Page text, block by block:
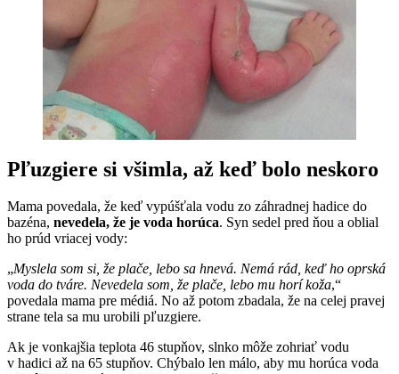
Pľuzgiere si všimla, až keď bolo neskoro
Mama povedala, že keď vypúšťala vodu zo záhradnej hadice do
bazéna, nevedela, že je voda horúca. Syn sedel pred ňou a oblial
ho prúd vriacej vody:
„Myslela som si, že plače, lebo sa hnevá. Nemá rád, keď ho oprská
voda do tváre. Nevedela som, že plače, lebo mu horí koža,“
povedala mama pre médiá. No až potom zbadala, že na celej pravej
strane tela sa mu urobili pľuzgiere.
Ak je vonkajšia teplota 46 stupňov, slnko môže zohriať vodu
v hadici až na 65 stupňov. Chýbalo len málo, aby mu horúca voda